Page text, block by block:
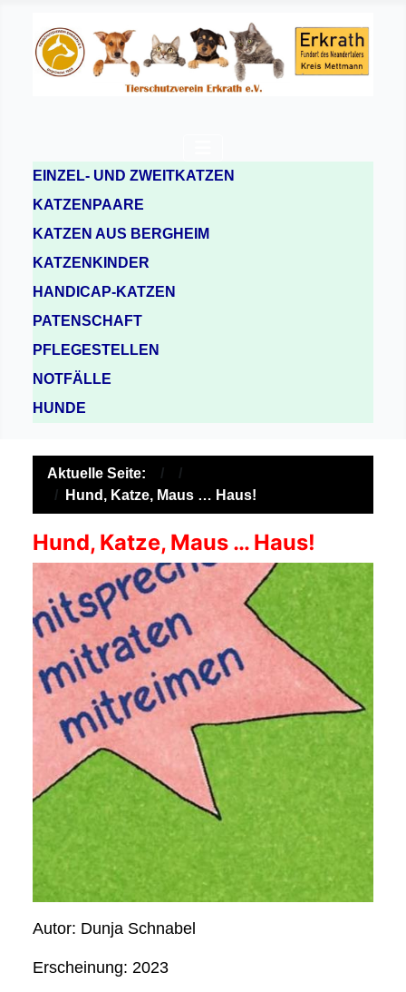
EINZEL- UND ZWEITKATZEN
KATZENPAARE
KATZEN AUS BERGHEIM
KATZENKINDER
HANDICAP-KATZEN
PATENSCHAFT
PFLEGESTELLEN
NOTFÄLLE
HUNDE
Aktuelle Seite:
Hund, Katze, Maus … Haus!
Hund, Katze, Maus … Haus!
Autor: Dunja Schnabel
Erscheinung: 2023